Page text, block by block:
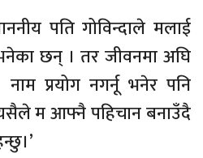
पति गोविन्दाले मलाई
छन् । तर जीवनमा अघि
प्रयोग नगर्नू भनेर पनि
म आफ्नै पहिचान बनाउँदै